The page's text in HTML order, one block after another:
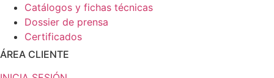
Catálogos y fichas técnicas
Dossier de prensa
Certificados
ÁREA CLIENTE